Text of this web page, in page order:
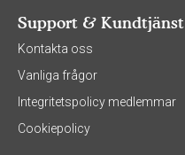
Support & Kundtjänst
Kontakta oss
Vanliga frågor
Integritetspolicy medlemmar
Cookiepolicy